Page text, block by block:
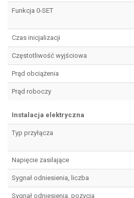
Funkcja 0-SET
Czas inicjalizacji
Częstotliwość wyjściowa
Prąd obciążenia
Prąd roboczy
Instalacja elektryczna
Typ przyłącza
Napięcie zasilające
Sygnał odniesienia, liczba
Sygnał odniesienia, pozycja